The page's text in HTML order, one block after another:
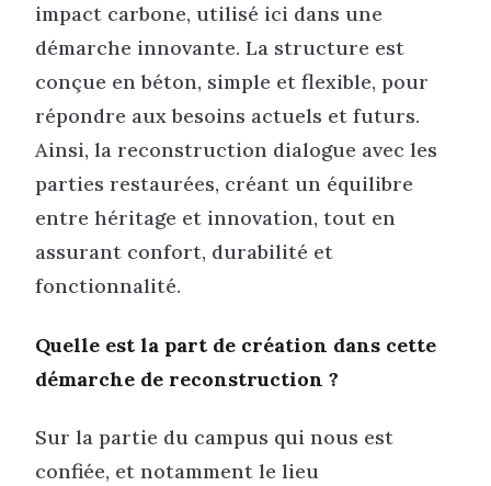
impact carbone, utilisé ici dans une
démarche innovante. La structure est
conçue en béton, simple et flexible, pour
répondre aux besoins actuels et futurs.
Ainsi, la reconstruction dialogue avec les
parties restaurées, créant un équilibre
entre héritage et innovation, tout en
assurant confort, durabilité et
fonctionnalité.
Quelle est la part de création dans cette
démarche de reconstruction ?
Sur la partie du campus qui nous est
confiée, et notamment le lieu